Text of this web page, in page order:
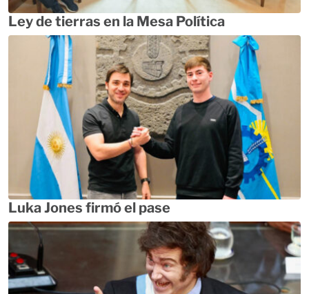
Ley de tierras en la Mesa Política
Luka Jones firmó el pase